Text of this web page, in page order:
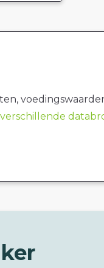
verschillende